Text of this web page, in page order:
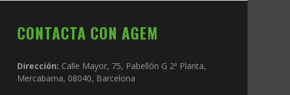
CONTACTA CON AGEM
Dirección: Calle Mayor, 75, Pabellón G 2ª Planta,
Mercabarna, 08040, Barcelona